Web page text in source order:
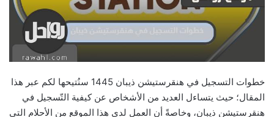
خطوات التسجيل في هنقرستيشن ذيبان 1445 سنُتيحها لكم عبر هذا
المقال؛ حيث يتساءل العديد من الأشخاص عن كيفية التّسجيل في
هنقرستيشن ذيبان، وخاصةً أن العمل لدى هذا الموقع من الأحلام التي